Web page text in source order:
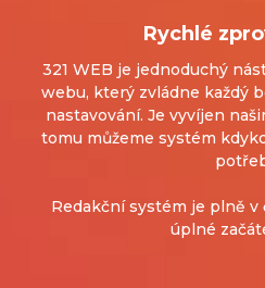
Rychlé
321 WEB je jednoduchý
webu, který zvládne každý
nastavování. Je vyvíjen
tomu můžeme systém
Redakční systém je plně
úplné